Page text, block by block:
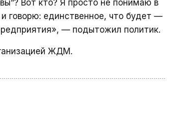
Вот кто? Я просто не понимаю в
говорю: единственное, что будет —
— подытожил политик.
ЖДМ.